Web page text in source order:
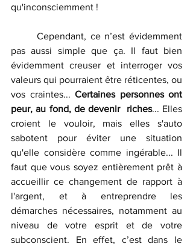
qu'inconsciemment !
pas aussi simple que ça. Il faut bien
évidemment creuser et interroger vos
valeurs qui pourraient être réticentes, ou
vos craintes... Certaines personnes ont
peur, au fond, de devenir  riches... Elles
croient le vouloir, mais elles s'auto
sabotent pour éviter une situation
qu'elle considère comme ingérable... Il
faut que vous soyez entièrement prêt à
accueillir ce changement de rapport à
l'argent, et à entreprendre les
démarches nécessaires, notamment au
niveau de votre esprit et de votre
subconscient. En effet, c’est dans le